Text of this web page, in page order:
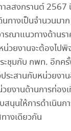
ลสงกรานต์ 2567
นทางเป็นจำนวนม
รณาแนวทางด้านร
วยงานจะต้องไปพิ
ะชุมกับ กพท. อีกค
ระสานกับหน่วยงา
ยงานด้านการท่อง
นุนให้การดำเนินก
างเดียวกัน